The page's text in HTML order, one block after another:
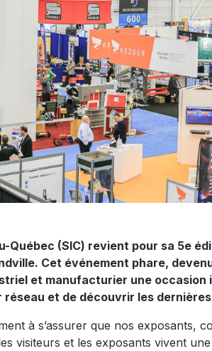
Québec (SIC) revient pour sa 5e
Cet événement phare,
et manufacturier une occasion
et de découvrir les
à s’assurer que nos exposants,
visiteurs et les exposants vivent